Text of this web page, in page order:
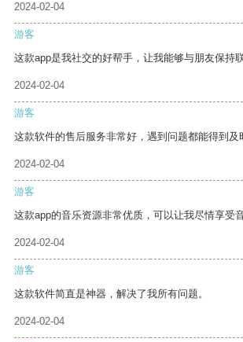
2024-02-04
游客
这款app是我社交的好帮手，让我能够与朋友保持
2024-02-04
游客
这款软件的售后服务非常好，遇到问题都能得到及
2024-02-04
游客
这款app的音乐资源非常优质，可以让我尽情享受
2024-02-04
游客
这款软件简直是神器，解决了我所有问题。
2024-02-04